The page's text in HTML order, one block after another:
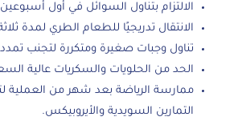
الالتزام بتناول السوائل في أول
الانتقال تدريجيًا للطعام الطري لمدة
تناول وجبات صغيرة ومتكررة لتجنب
الحد من الحلويات والسكريات عالية
ممارسة الرياضة بعد شهر من العملية
التمارين السويدية والأيروبيكس.